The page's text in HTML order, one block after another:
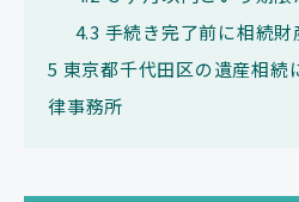
4.3 手続き完了前に相続
5 東京都千代田区の遺産相続
律事務所